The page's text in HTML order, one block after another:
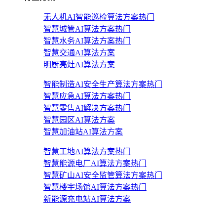
无人机AI智能巡检算法方案热门
智慧城管AI算法方案热门
智慧水务AI算法方案热门
智慧交通AI算法方案
明厨亮灶AI算法方案
智能制造AI安全生产算法方案热门
智慧应急AI算法方案热门
智慧零售AI解决方案热门
智慧园区AI算法方案
智慧加油站AI算法方案
智慧工地AI算法方案热门
智慧能源电厂AI算法方案热门
智慧矿山AI安全监管算法方案热门
智慧楼宇场馆AI算法方案热门
新能源充电站AI算法方案